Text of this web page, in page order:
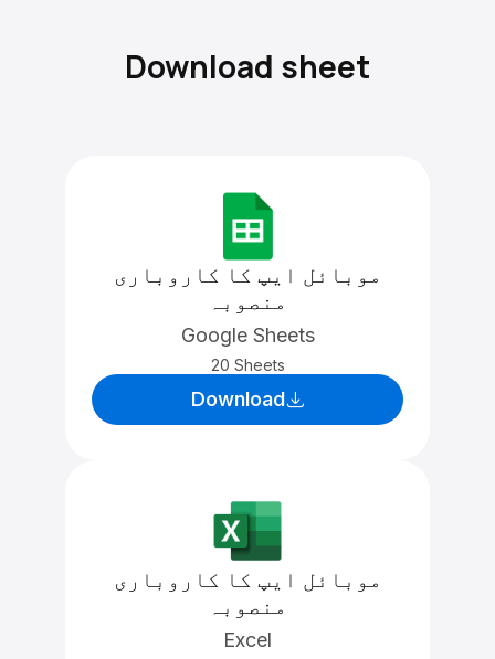
Download sheet
موبائل ایپ کا کاروباری
منصوبہ
Google Sheets
20 Sheets
Download
موبائل ایپ کا کاروباری
منصوبہ
Excel